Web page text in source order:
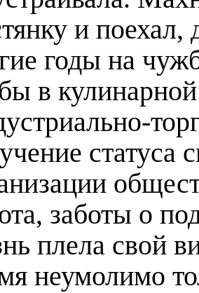
и поехал,
годы на
в
статуса
заботы о
плела свой
неумолимо